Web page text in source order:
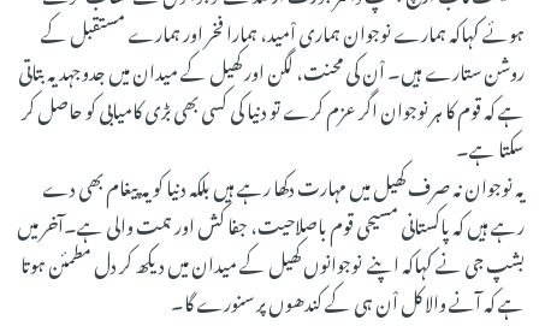
ہوئے کہاکہ ہمارے نوجوان ہماری اْمید، ہمارا فخر اور ہمارے مستقبل کے
روشن ستارے ہیں۔ اْن کی محنت، لگن اور کھیل کے میدان میں جدوجہد یہ بتاتی
ہے کہ قوم کا ہر نوجوان اگر عزم کرے تو دنیا کی کسی بھی بڑی کامیابی کو حاصل کر
سکتا ہے۔
یہ نوجوان نہ صرف کھیل میں مہارت دکھا رہے ہیں بلکہ دنیا کو یہ پیغام بھی دے
رہے ہیں کہ پاکستانی مسیحی قوم باصلاحیت، جفا کش اور ہمت والی ہے۔آخر میں
بشپ جی نے کہاکہ اپنے نوجوانوں کھیل کے میدان میں دیکھ کر دل مطمئن ہوتا
ہے کہ آنے والا کل اْن ہی کے کندھوں پر سنورے گا۔